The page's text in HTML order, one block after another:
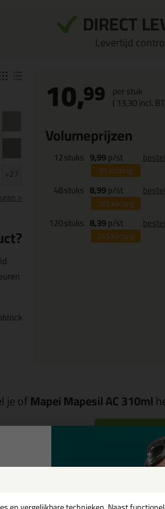
DIRECT
Levertijd
+27
>
10,99 per stuk
( 13,30incl.
Volumeprijzen
12stuks 9,99p/st
9%korting
48stuks 8,99p/st
18%korting
120stuks 8,39p/st
24%korting
je ofMapei Mapesil AC 310ml
Start de